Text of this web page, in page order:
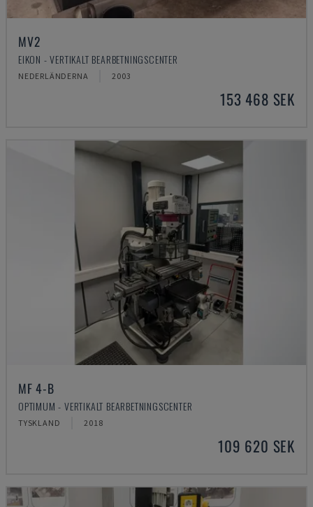
MV2
EIKON - VERTIKALT BEARBETNINGSCENTER
NEDERLÄNDERNA 2003
153 468 SEK
MF 4-B
OPTIMUM - VERTIKALT BEARBETNINGSCENTER
TYSKLAND 2018
109 620 SEK